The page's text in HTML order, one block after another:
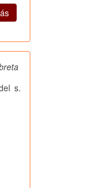
s.